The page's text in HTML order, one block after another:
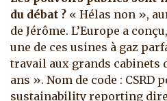
du débat ? « Hélas non »,
de Jérôme. L’Europe a
une de ces usines à gaz
travail aux grands cabinets
ans ». Nom de code : CSRD
sustainability reporting